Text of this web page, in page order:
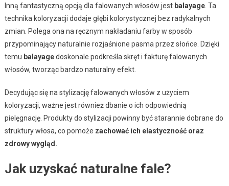
Inną fantastyczną opcją dla falowanych włosów jest balayage. Ta
technika koloryzacji dodaje głębi kolorystycznej bez radykalnych
zmian. Polega ona na ręcznym nakładaniu farby w sposób
przypominający naturalnie rozjaśnione pasma przez słońce. Dzięki
temu balayagedoskonale podkreśla skręt i fakturę falowanych
włosów, tworząc bardzo naturalny efekt.
Decydując się na stylizację falowanych włosów z użyciem
koloryzacji, ważne jest również dbanie o ich odpowiednią
pielęgnację. Produkty do stylizacji powinny być starannie dobrane do
struktury włosa, co pomoże zachować ich elastyczność oraz
zdrowy wygląd.
Jak uzyskać naturalne fale?